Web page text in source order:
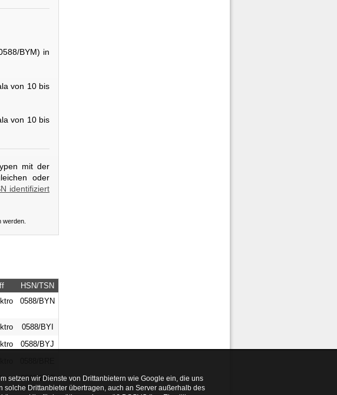
BYM) in
von 10 bis
von 10 bis
mit der
oder
identifiziert
werden.
HSN/TSN
0588/BYN
0588/BYI
0588/BYJ
0588/BRF
setzen wir Dienste von Drittanbietern wie Google ein, die uns
Drittanbieter übertragen, auch an Server außerhalb des